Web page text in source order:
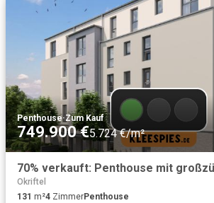
Penthouse·Zum Kauf
749.900 €5.724 €/m²
Okriftel
131 m²4 ZimmerPenthouse